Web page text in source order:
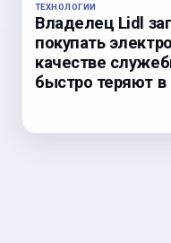
ТЕХНОЛОГИИ
Владелец Lidl
покупать
качестве
быстро теряют в